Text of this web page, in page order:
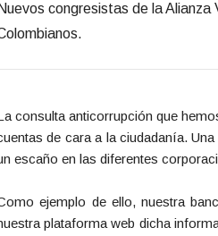
Nuevos congresistas de la
consulta anticorrupción que
de cara a la ciudadanía.
escaño en las diferentes
ejemplo de ello, nuestra
plataforma web dicha